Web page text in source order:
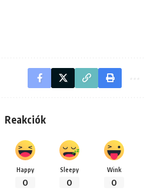
Reakciók
Happy
0
Sleepy
0
Wink
0